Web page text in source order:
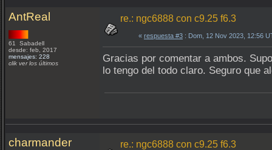
AntReal
61 Sabadell
desde: feb, 2017
mensajes: 228
clik ver los últimos
re.: ngc6888 con c9.25 f6.3
« respuesta #3 : Dom, 12 Nov 2023, 12:56
Gracias por comentar a ambos.
lo tengo del todo claro. Seguro que
charmander re.: ngc6888 con c9.25 f6.3